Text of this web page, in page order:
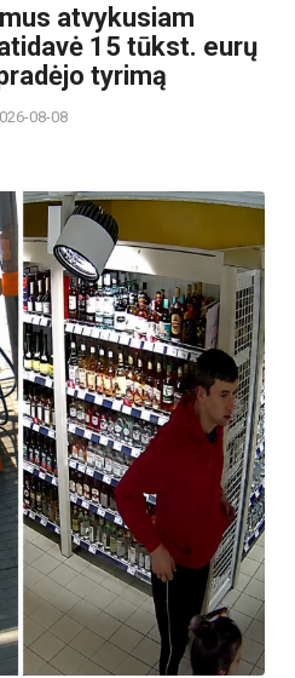
atvykusiam
15 tūkst. eurų
tyrimą
08-08